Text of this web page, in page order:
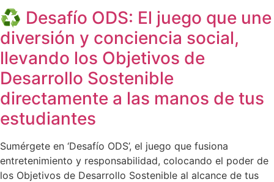
♻️ Desafío ODS: El juego que une
diversión y conciencia social,
llevando los Objetivos de
Desarrollo Sostenible
directamente a las manos de tus
estudiantes
Sumérgete en ‘Desafío ODS’, el juego que fusiona
entretenimiento y responsabilidad, colocando el poder de
los Objetivos de Desarrollo Sostenible al alcance de tus